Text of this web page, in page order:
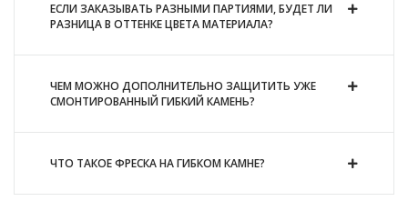
ЕСЛИ ЗАКАЗЫВАТЬ РАЗНЫМИ ПАРТИЯМИ, БУДЕТ ЛИ
РАЗНИЦА В ОТТЕНКЕ ЦВЕТА МАТЕРИАЛА?
ЧЕМ МОЖНО ДОПОЛНИТЕЛЬНО ЗАЩИТИТЬ УЖЕ
СМОНТИРОВАННЫЙ ГИБКИЙ КАМЕНЬ?
ЧТО ТАКОЕ ФРЕСКА НА ГИБКОМ КАМНЕ?